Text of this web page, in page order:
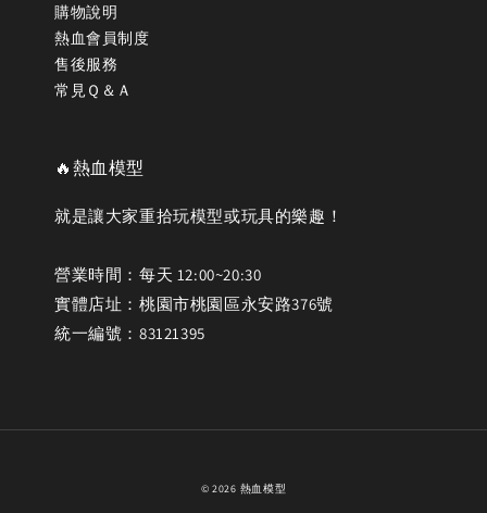
購物說明
熱血會員制度
售後服務
常見Ｑ＆Ａ
🔥熱血模型
就是讓大家重拾玩模型或玩具的樂趣！
營業時間：每天 12:00~20:30
實體店址：桃園市桃園區永安路376號
統一編號：83121395
© 2026 熱血模型